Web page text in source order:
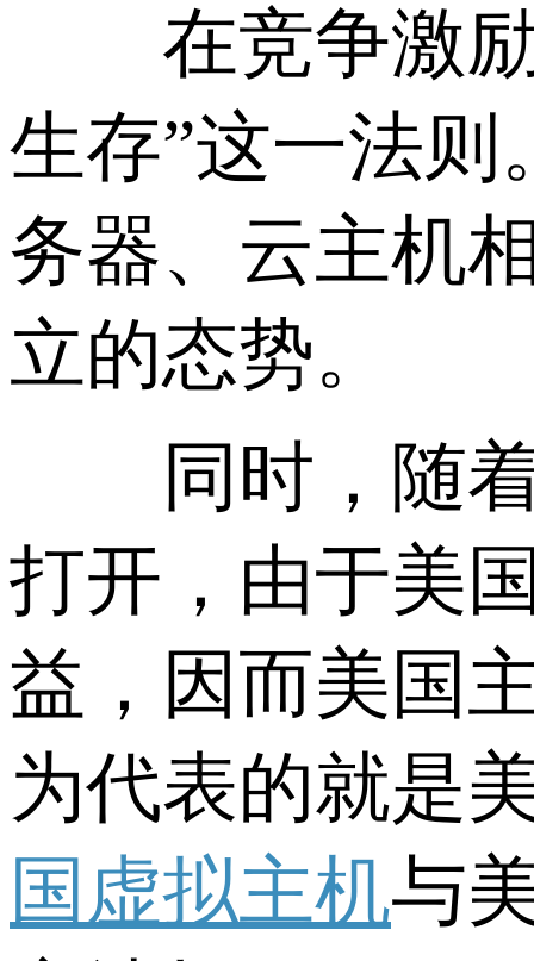
在竞争激励
生存”这一法
务器、云主机
立的态势。
同时，随着
打开，由于美
益，因而美国
为代表的就是
国虚拟主机与